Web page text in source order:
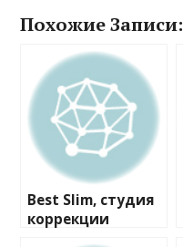
Похожие Записи:
Best Slim, студия
коррекции